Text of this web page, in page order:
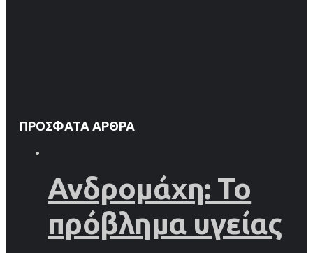
ΠΡΌΣΦΑΤΑ ΆΡΘΡΑ
Ανδρομάχη: Το
πρόβλημα υγείας